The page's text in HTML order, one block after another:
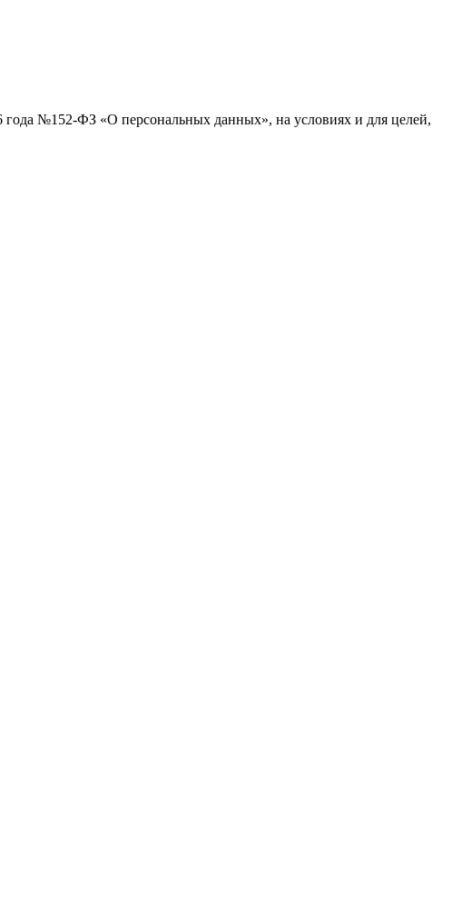
года №152-ФЗ «О персональных данных», на условиях и для целей,